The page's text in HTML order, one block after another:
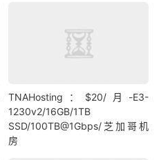
TNAHosting：$20/月-E3-
1230v2/16GB/1TB
SSD/100TB@1Gbps/芝加哥机
房